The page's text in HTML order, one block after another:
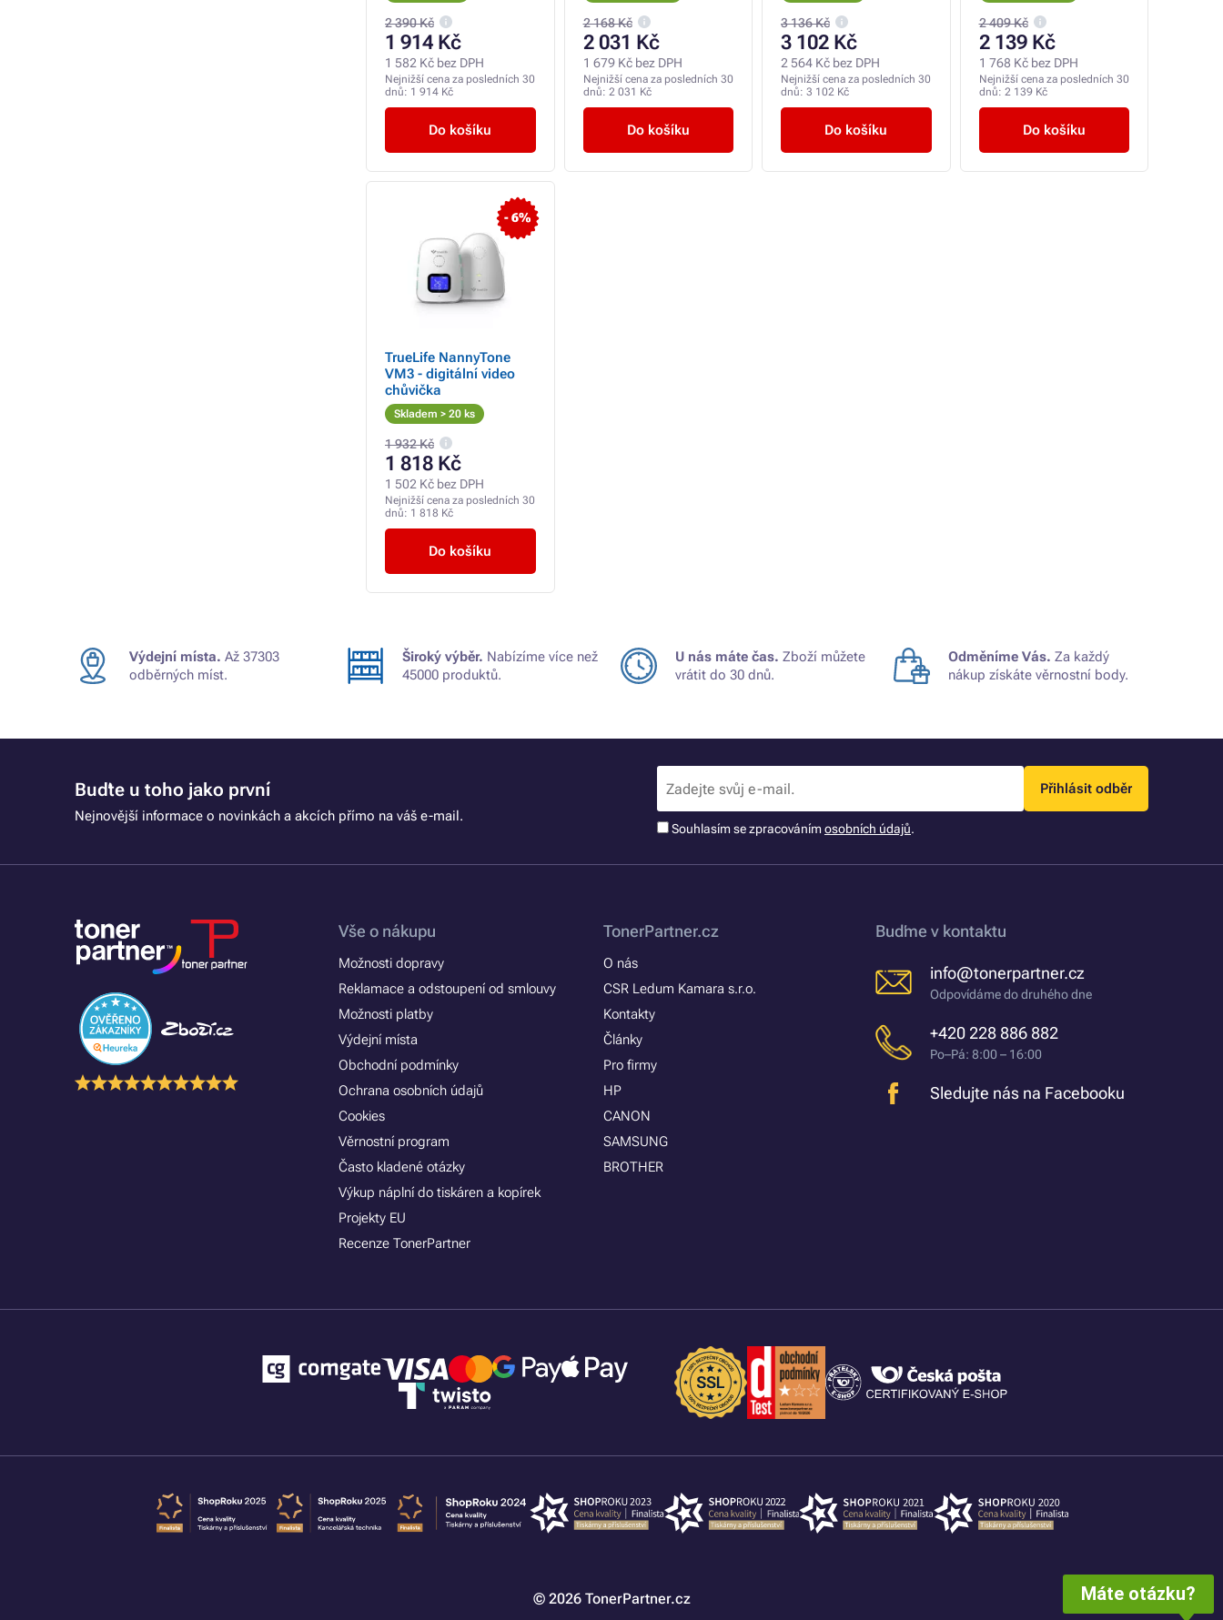
2 390 Kč
1 914 Kč
1 582 Kč bez DPH
Nejnižší cena za posledních 30
dnů: 1 914 Kč
Do košíku
2 168 Kč
2 031 Kč
1 679 Kč bez DPH
Nejnižší cena za posledních 30
dnů: 2 031 Kč
Do košíku
3 136 Kč
3 102 Kč
2 564 Kč bez DPH
Nejnižší cena za posledních 30
dnů: 3 102 Kč
Do košíku
2 409 Kč
2 139 Kč
1 768 Kč bez DPH
Nejnižší cena za posledních 30
dnů: 2 139 Kč
Do košíku
- 6%
TrueLife NannyTone
VM3 - digitální video
chůvička
Skladem > 20 ks
1 932 Kč
1 818 Kč
1 502 Kč bez DPH
Nejnižší cena za posledních 30
dnů: 1 818 Kč
Do košíku
Výdejní místa. Až 37303
odběrných míst.
Široký výběr. Nabízíme více než
45000 produktů.
U nás máte čas. Zboží můžete
vrátit do 30 dnů.
Odměníme Vás. Za každý
nákup získáte věrnostní body.
Buďte u toho jako první
Nejnovější informace o novinkách a akcích přímo na váš e-mail.
Přihlásit odběr
Souhlasím se zpracovánímosobních údajů.
Vše o nákupu
Možnosti dopravy
Reklamace a odstoupení od smlouvy
Možnosti platby
Výdejní místa
Obchodní podmínky
Ochrana osobních údajů
Cookies
Věrnostní program
Často kladené otázky
Výkup náplní do tiskáren a kopírek
Projekty EU
Recenze TonerPartner
TonerPartner.cz
O nás
CSR Ledum Kamara s.r.o.
Kontakty
Články
Pro firmy
HP
CANON
SAMSUNG
BROTHER
Buďme v kontaktu
info@tonerpartner.cz
Odpovídáme do druhého dne
+420 228 886 882
Po–Pá: 8:00 – 16:00
Sledujte nás na Facebooku
© 2026 TonerPartner.cz Máte otázku?